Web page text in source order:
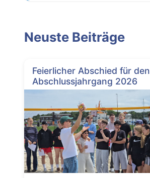
Neuste Beiträge
Feierlicher Abschied für den
Abschlussjahrgang 2026